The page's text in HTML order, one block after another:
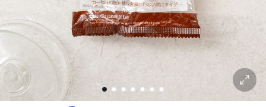
1 2 3 4 5 6 7
확대 보기